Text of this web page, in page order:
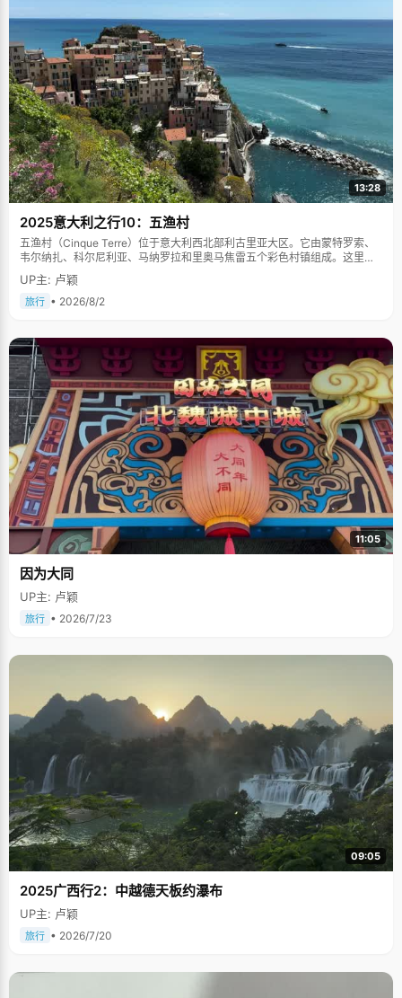
13:28
2025意大利之行10：五渔村
五渔村（Cinque Terre）位于意大利西北部利古里亚大区。它由蒙特罗索、
韦尔纳扎、科尔尼利亚、马纳罗拉和里奥马焦雷五个彩色村镇组成。这里依
山傍海，房屋色彩斑斓，1997年被列为世界文化遗产。
UP主: 卢颖
旅行 • 2026/8/2
11:05
因为大同
UP主: 卢颖
旅行 • 2026/7/23
09:05
2025广西行2：中越德天板约瀑布
UP主: 卢颖
旅行 • 2026/7/20